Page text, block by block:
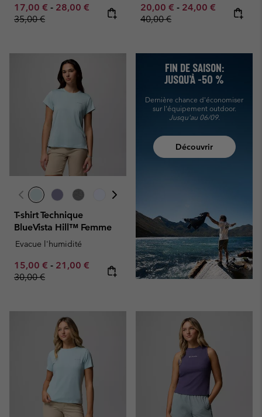
Minimum sale price:
17,00 € - Maximum sale price:
28,00 € Regular price:
35,00 €
Minimum sale price:
20,00 € - Maximum sale
24,00 € Regular
40,00 €
T-shirt Technique
BlueVista Hill™ Femme
Evacue l'humidité
Minimum sale price:
15,00 € - Maximum sale price:
21,00 € Regular price:
30,00 €
FIN DE SAISON:
JUSQU’À -50 %
Dernière chance d'économiser
sur l'équipement outdoor.
Jusqu'au 06/09.
Découvrir